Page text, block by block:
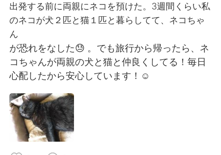
繁體中文 Español
Deutsch
한국어
出発する前に両親にネコを預けた。3週間くらい私
のネコが犬２匹と猫１匹と暮らしてて、ネコちゃ
ん
が恐れをなした😓 。でも旅行から帰ったら、ネ
コちゃんが両親の犬と猫と仲良くしてる！毎日
心配したから安心しています！☺️